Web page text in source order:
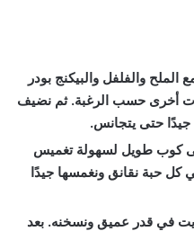
الملح والفلفل والبيكنج بودر
أخرى حسب الرغبة. ثم نضيف
جيدًا حتى يتجانس.
كوب طويل لسهولة تغميس
كل حبة نقانق ونغمسها جيدًا
في قدر عميق ونسخنه. بعد